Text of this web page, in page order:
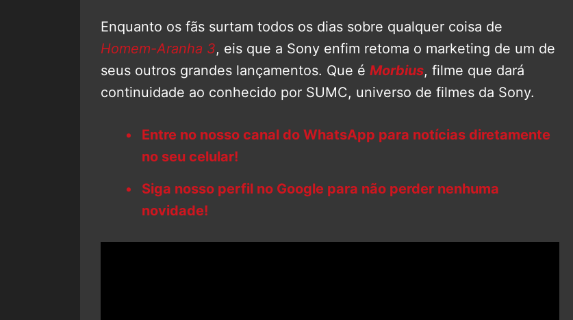
Enquanto os fãs surtam todos os dias sobre qualquer coisa de
Homem-Aranha 3, eis que a Sony enfim retoma o marketing de um de
seus outros grandes lançamentos. Que é Morbius, filme que dará
continuidade ao conhecido por SUMC, universo de filmes da Sony.
Entre no nosso canal do WhatsApp para notícias diretamente
no seu celular!
Siga nosso perfil no Google para não perder nenhuma
novidade!